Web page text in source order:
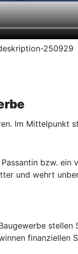
250929
Im Mittelpunkt
bzw.
und wehrt
finanziellen